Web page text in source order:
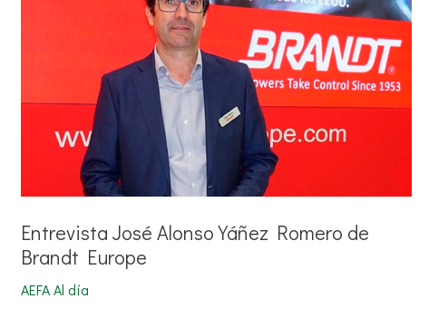
Entrevista José Alonso Yáñez Romero de
Brandt Europe
AEFA Al día